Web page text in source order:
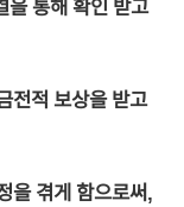
을 통해 확인 받고
전적 보상을 받고
을 겪게 함으로써,